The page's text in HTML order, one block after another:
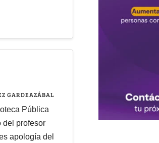
GARDEAZÁBAL
Pública
del profesor
apología del